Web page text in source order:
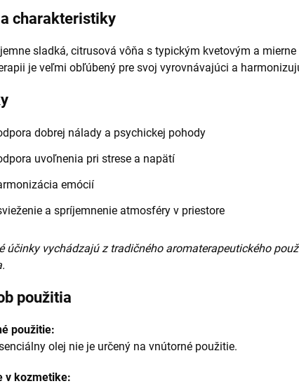
charakteristiky
sladká, citrusová vôňa s typickým kvetovým a
je veľmi obľúbený pre svoj vyrovnávajúci a
dobrej nálady a psychickej pohody
uvoľnenia pri strese a napätí
emócií
a spríjemnenie atmosféry v priestore
účinky vychádzajú z tradičného aromaterapeutického
použitia
použitie:
olej nie je určený na vnútorné použitie.
v kozmetike: